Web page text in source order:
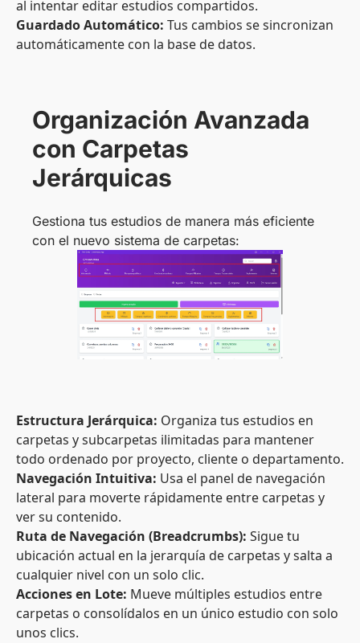
al intentar editar estudios compartidos.
Guardado Automático: Tus cambios se sincronizan
automáticamente con la base de datos.
Organización Avanzada
con Carpetas
Jerárquicas
Gestiona tus estudios de manera más eficiente
con el nuevo sistema de carpetas:
Estructura Jerárquica: Organiza tus estudios en
carpetas y subcarpetas ilimitadas para mantener
todo ordenado por proyecto, cliente o departamento.
Navegación Intuitiva: Usa el panel de navegación
lateral para moverte rápidamente entre carpetas y
ver su contenido.
Ruta de Navegación (Breadcrumbs): Sigue tu
ubicación actual en la jerarquía de carpetas y salta a
cualquier nivel con un solo clic.
Acciones en Lote: Mueve múltiples estudios entre
carpetas o consolídalos en un único estudio con solo
unos clics.